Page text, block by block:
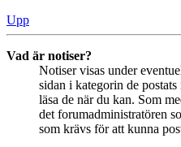
Upp
Vad är notiser?
Notiser visas under
sidan i kategorin de
läsa de när du kan. Som
det forumadministratören
som krävs för att kunna